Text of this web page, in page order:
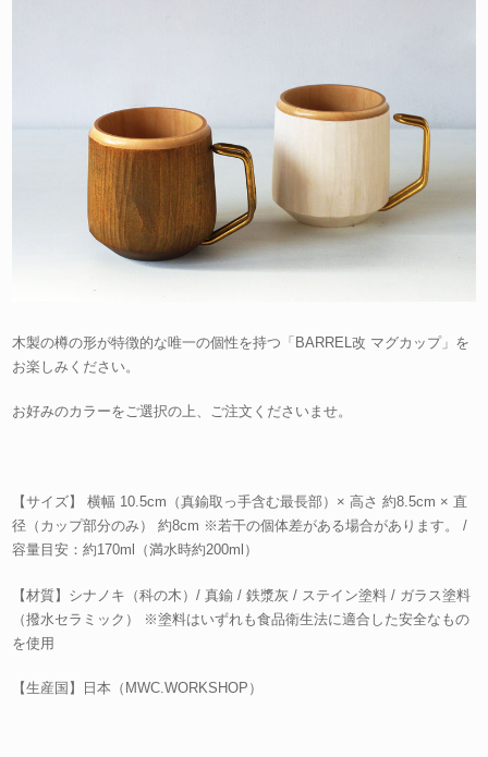
木製の樽の形が特徴的な唯一の個性を持つ「BARREL改 マグカップ」を
お楽しみください。
お好みのカラーをご選択の上、ご注文くださいませ。
【サイズ】 横幅 10.5cm（真鍮取っ手含む最長部）× 高さ 約8.5cm × 直
径（カップ部分のみ） 約8cm ※若干の個体差がある場合があります。 /
容量目安：約170ml（満水時約200ml）
【材質】シナノキ（科の木）/ 真鍮 / 鉄漿灰 / ステイン塗料 / ガラス塗料
（撥水セラミック） ※塗料はいずれも食品衛生法に適合した安全なもの
を使用
【生産国】日本（MWC.WORKSHOP）